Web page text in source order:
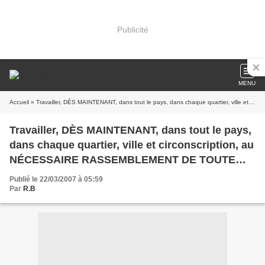
Publicité
MENU
Accueil » Travailler, DÈS MAINTENANT, dans tout le pays, dans chaque quartier, ville et circonscription, au NÉCESSAIRE RASSEMBLEMENT DE TOUTE LES SENSIBILITÉS ANTI-LIBÉRALES POUR UNE VICTOIRE AUX LÉGISLATIVES.
Travailler, DÈS MAINTENANT, dans tout le pays,
dans chaque quartier, ville et circonscription, au
NÉCESSAIRE RASSEMBLEMENT DE TOUTE
LES SENSIBILITÉS ANTI-LIBÉRALES POUR
UNE VICTOIRE AUX LÉGISLATIVES.
Publié le 22/03/2007 à 05:59
Par R.B